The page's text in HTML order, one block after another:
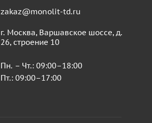
zakaz@monolit-td.ru
г. Москва, Варшавское шоссе, д.
26, строение 10
Пн. – Чт.: 09:00–18:00
Пт.: 09:00–17:00